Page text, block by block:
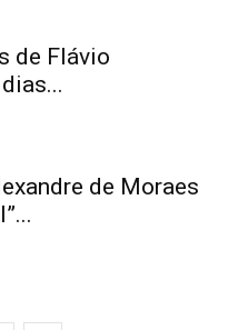
de Flávio
de Moraes